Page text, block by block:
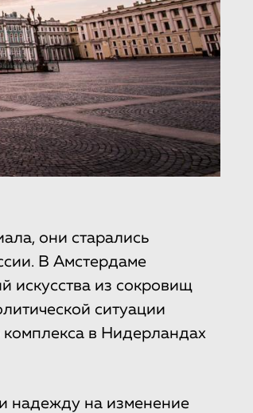
они старались
В Амстердаме
искусства из сокровищ
ситуации
комплекса в Нидерландах
надежду на изменение